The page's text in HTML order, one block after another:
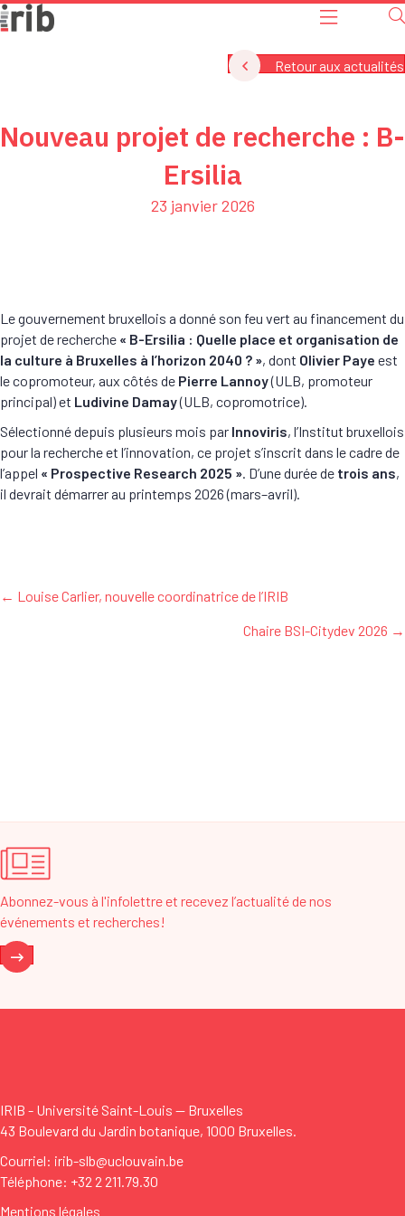
Retour aux actualités
Nouveau projet de recherche : B-
Ersilia
23 janvier 2026
Le gouvernement bruxellois a donné son feu vert au financement du
projet de recherche « B-Ersilia : Quelle place et organisation de
la culture à Bruxelles à l’horizon 2040 ? », dont Olivier Paye est
le copro­moteur, aux côtés de Pierre Lannoy(ULB, promoteur
principal) et Ludivine Damay(ULB, copromotrice).
Sélectionné depuis plusieurs mois par Innoviris, l’Institut bruxellois
pour la recherche et l’innovation, ce projet s’inscrit dans le cadre de
l’appel « Prospective Research 2025 ». D’une durée de trois ans,
il devrait démarrer au printemps 2026 (mars–avril).
Posts
← Louise Carlier, nouvelle coordinatrice de l’IRIB
Chaire BSI-Citydev 2026 →
Abonnez-vous à l'infolettre et recevez l’actualité de nos
événements et recherches!
IRIB - Université Saint-Louis — Bruxelles
43 Boulevard du Jardin botanique, 1000 Bruxelles.
Courriel: irib-slb@uclouvain.be
Téléphone: +32 2 211.79.30
Mentions légales